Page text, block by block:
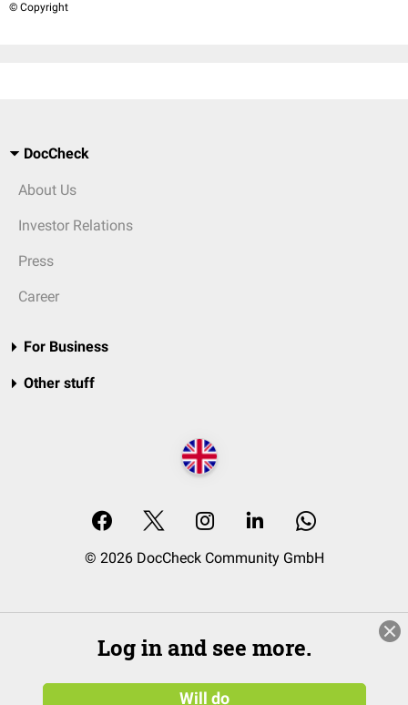
© Copyright
DocCheck
About Us
Investor Relations
Press
Career
For Business
Other stuff
© 2026 DocCheck Community GmbH
Log in and see more.
Will do